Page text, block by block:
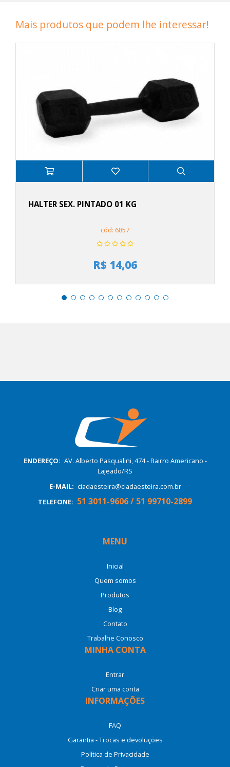
Mais produtos que podem lhe interessar!
HALTER SEX. PINTADO 01 KG
cód: 6857
R$ 14,06
ENDEREÇO: AV. Alberto Pasqualini, 474 - Bairro Americano -
Lajeado/RS
E-MAIL: ciadaesteira@ciadaesteira.com.br
TELEFONE: 51 3011-9606 / 51 99710-2899
MENU
Inicial
Quem somos
Produtos
Blog
Contato
Trabalhe Conosco
MINHA CONTA
Entrar
Criar uma conta
INFORMAÇÕES
FAQ
Garantia - Trocas e devoluções
Política de Privacidade